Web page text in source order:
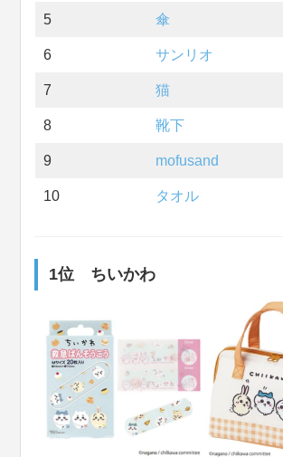
5 傘
6 サンリオ
7 猫
8 靴下
9 mofusand
10 タオル
1位 ちいかわ